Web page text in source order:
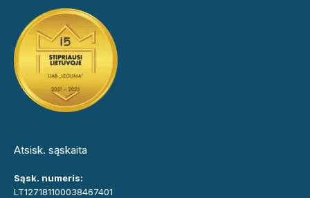
Atsisk. sąskaita
Sąsk. numeris:
LT127181100038467401